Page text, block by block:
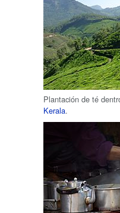
Plantación de té
Kerala.